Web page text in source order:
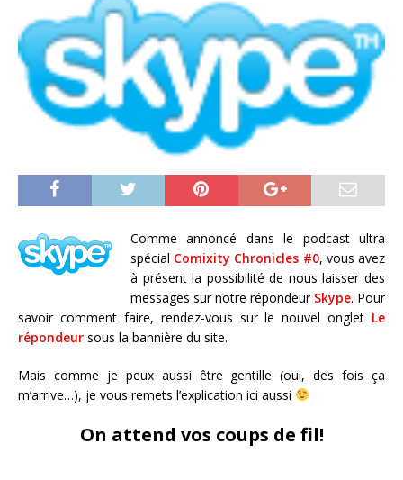
Comme annoncé dans le podcast ultra
spécial Comixity Chronicles #0, vous avez
à présent la possibilité de nous laisser des
messages sur notre répondeur Skype. Pour
savoir comment faire, rendez-vous sur le nouvel onglet Le
répondeur sous la bannière du site.
Mais comme je peux aussi être gentille (oui, des fois ça
m’arrive…), je vous remets l’explication ici aussi
On attend vos coups de fil!